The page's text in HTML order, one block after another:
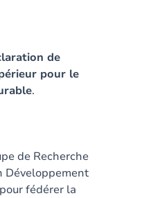
de
pour le
.
de Recherche
Développement
pour fédérer la